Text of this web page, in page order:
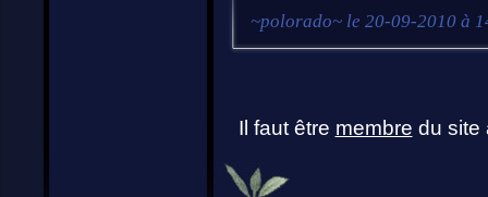
~polorado~ le 20-09-2010 à
Il faut être membre du site